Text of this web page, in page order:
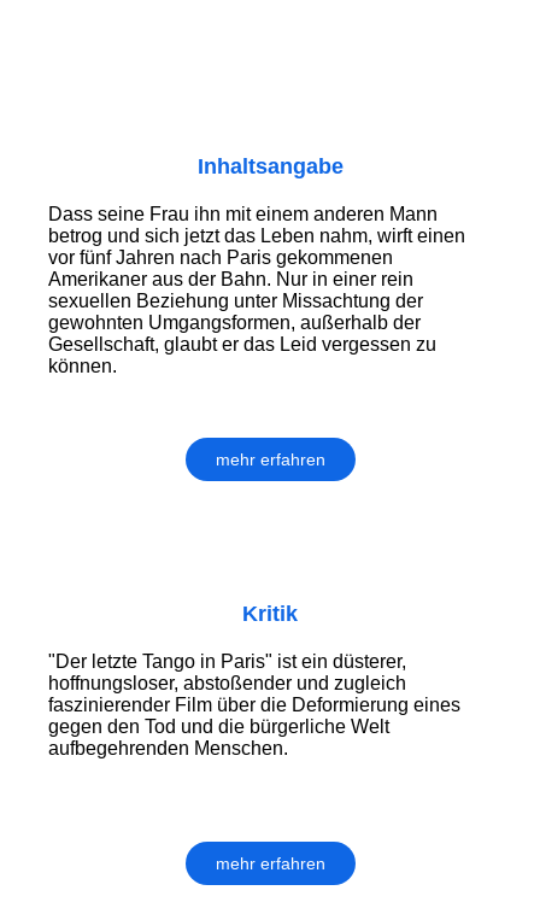
Inhaltsangabe
Dass seine Frau ihn mit einem anderen Mann
betrog und sich jetzt das Leben nahm, wirft einen
vor fünf Jahren nach Paris gekommenen
Amerikaner aus der Bahn. Nur in einer rein
sexuellen Beziehung unter Missachtung der
gewohnten Umgangsformen, außerhalb der
Gesellschaft, glaubt er das Leid vergessen zu
können.
mehr erfahren
Kritik
"Der letzte Tango in Paris" ist ein düsterer,
hoffnungsloser, abstoßender und zugleich
faszinierender Film über die Deformierung eines
gegen den Tod und die bürgerliche Welt
aufbegehrenden Menschen.
mehr erfahren